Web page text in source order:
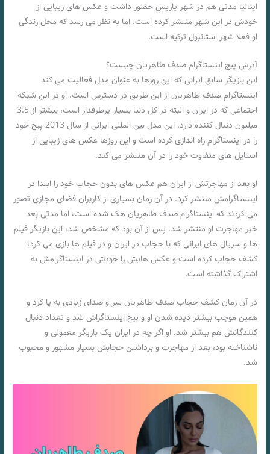
ایتالیا مدتی هم در شهر پاریس حضور داشت و عکس های زیبایی از
خودش در این شهر منتشر کرده است. اما به نظر می رسد که محل زندگی
او فعلا شهر استانبول ترکیه است.
آدرس پیج اینستاگرام صدف طاهریان چیست؟
این بازیگر سابق ایرانی که این روزها به عنوان مدل فعالیت می کند
اینستاگرام صدف طاهریان از این طریق در دسترس است. او در این شبکه
اجتماعی که در ایران و البته در کل دنیا بسیار پرطرفدار است، بیشتر از 3.5
میلیون دنبال کننده دارد. این مدل بین المللی ایرانی از سال 2013 پیج خود
را در اینستاگرام راه اندازی کرده است و این روزها عکس های زیبایی از
استایل های متفاوت خود را در آن منتشر می کند.
او بعد از مهاجرتش از ایران هم عکس های بدون حجاب خود را ابتدا در
اینستاگرامش منتشر کرد. در آن زمان بسیاری از کاربران فضای مجازی تصور
می کردند که اینستاگرام صدف طاهریان هک شده است، اما مدتی بعد
خبر مهاجرت او منتشر شد. پس از آن بود که مشخص شد، این بازیگر فیلم
ها و سریال های ایرانی که با حجاب در ایران و در فیلم ها بازی می کرد،
کشف حجاب کرده است و عکس هایش را خودش در اینستاگرامش به
اشتراک گذاشته است.
در آن زمان کشف حجاب صدف طاهریان سر و صدای زیادی به پا کرد و
همین موجب بیشتر دیده شدن او و پیج اینستاگراش شد و تعداد دنبال
کنندگانش هم بیشتر شد. او اگر چه در ایران یک بازیگر معمولی و
ناشناخته بود، بعد از مهاجرت و برداشتن حجابش بسیار مشهور و محبوب
شد.